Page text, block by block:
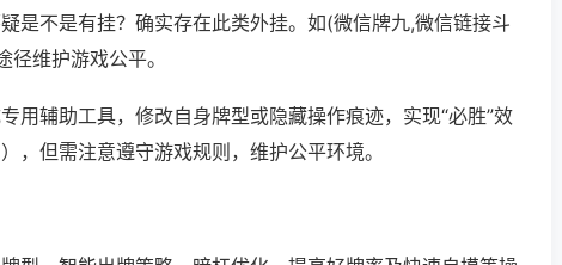
是不是有挂？确实存在此类外挂。如(微信牌九,微信链接斗
维护游戏公平。
用辅助工具，修改自身牌型或隐藏操作痕迹，实现“必胜”效
，但需注意遵守游戏规则，维护公平环境。